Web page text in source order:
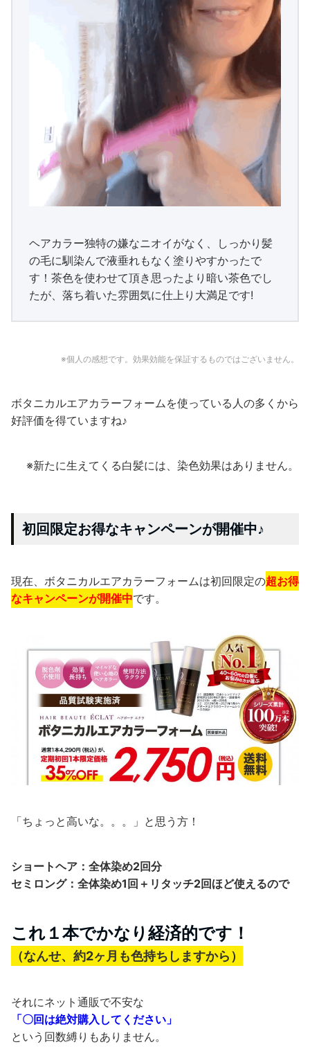
ヘアカラー独特の嫌なニオイがなく、しっかり髪
の毛に馴染んで液垂れもなく塗りやすかったで
す！茶色を使わせて頂き思ったより暗い茶色でし
たが、落ち着いた雰囲気に仕上り大満足です!
※個人の感想です。効果効能を保証するものではございません。
ボタニカルエアカラーフォームを使っている人の多くから
好評価を得ていますね♪
※新たに生えてくる白髪には、染色効果はありません。
初回限定お得なキャンペーンが開催中♪
現在、ボタニカルエアカラーフォームは初回限定の超お得
なキャンペーンが開催中です。
「ちょっと高いな。。。」と思う方！
ショートヘア：全体染め2回分
セミロング：全体染め1回＋リタッチ2回ほど使えるので
これ１本でかなり経済的です！
（なんせ、約2ヶ月も色持ちしますから）
それにネット通販で不安な
「〇回は絶対購入してください」
という回数縛りもありません。